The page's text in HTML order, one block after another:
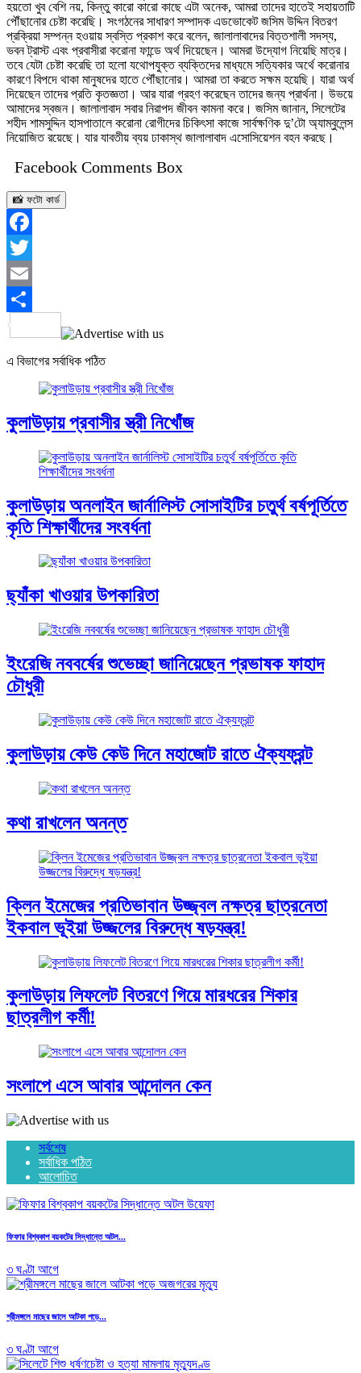
হয়তো খুব বেশি নয়, কিন্তু কারো কারো কাছে এটা অনেক, আমরা তাদের হাতেই সহায়তাটি
পৌঁছানোর চেষ্টা করেছি। সংগঠনের সাধারণ সম্পাদক এডভোকেট জসিম উদ্দিন বিতরণ
প্রক্রিয়া সম্পন্ন হওয়ায় স্বস্তি প্রকাশ করে বলেন, জালালাবাদের বিত্তশালী সদস্য,
ভবন ট্রাস্ট এবং প্রবাসীরা করোনা ফান্ডে অর্থ দিয়েছেন। আমরা উদ্যোগ নিয়েছি মাত্র।
তবে যেটা চেষ্টা করেছি তা হলো যথোপযুক্ত ব্যক্তিদের মাধ্যমে সত্যিকার অর্থে করোনার
কারণে বিপদে থাকা মানুষদের হাতে পৌঁছানোর। আমরা তা করতে সক্ষম হয়েছি। যারা অর্থ
দিয়েছেন তাদের প্রতি কৃতজ্ঞতা। আর যারা গ্রহণ করেছেন তাদের জন্য প্রার্থনা। উভয়ে
আমাদের স্বজন। জালালাবাদ সবার নিরাপদ জীবন কামনা করে। জসিম জানান, সিলেটের
শহীদ শামসুদ্দিন হাসপাতালে করোনা রোগীদের চিকিৎসা কাজে সার্বক্ষণিক দু’টো অ্যাম্বুলেন্স
নিয়োজিত রয়েছে। যার যাবতীয় ব্যয় ঢাকাস্থ জালালাবাদ এসোসিয়েশন বহন করছে।
Facebook Comments Box
📸 ফটো কার্ড
Facebook
Twitter
Email
Share
এ বিভাগের সর্বাধিক পঠিত
কুলাউড়ায় প্রবাসীর স্ত্রী নিখোঁজ
কুলাউড়ায় অনলাইন জার্নালিস্ট সোসাইটির চতুর্থ বর্ষপূর্তিতে
কৃতি শিক্ষার্থীদের সংবর্ধনা
ছ্যাঁকা খাওয়ার উপকারিতা
ইংরেজি নববর্ষের শুভেচ্ছা জানিয়েছেন প্রভাষক ফাহাদ
চৌধুরী
কুলাউড়ায় কেউ কেউ দিনে মহাজোট রাতে ঐক্যফ্রন্ট
কথা রাখলেন অনন্ত
ক্লিন ইমেজের প্রতিভাবান উজ্জ্বল নক্ষত্র ছাত্রনেতা
ইকবাল ভূইয়া উজ্জলের বিরুদ্ধে ষড়যন্ত্র!
কুলাউড়ায় লিফলেট বিতরণে গিয়ে মারধরের শিকার
ছাত্রলীগ কর্মী!
সংলাপে এসে আবার আন্দোলন কেন
সর্বশেষ
সর্বাধিক পঠিত
আলোচিত
ফিফার বিশ্বকাপ বয়কটের সিদ্ধান্তে অটল...
৩ ঘণ্টা আগে
শ্রীমঙ্গলে মাছের জালে আটকা পড়ে...
৩ ঘণ্টা আগে